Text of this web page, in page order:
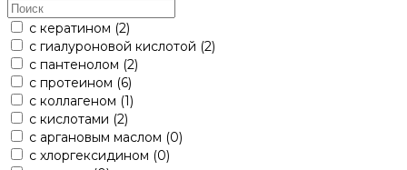
с кератином (2)
с гиалуроновой кислотой (2)
с пантенолом (2)
с протеином (6)
с коллагеном (1)
с кислотами (2)
с аргановым маслом (0)
с хлоргексидином (0)